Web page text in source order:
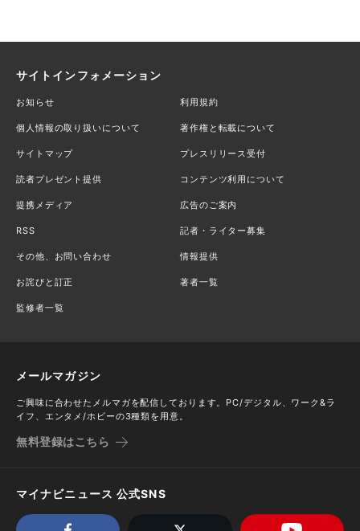
サイトインフォメーション
お知らせ 利用規約
個人情報の取り扱いについて 著作権と転載について
サイトマップ プレスリリース受付
読者プレゼント提供 コンテンツ利用について
提携メディア 広告のご案内
RSS 記者・ライター募集
その他、お問い合わせ 情報提供
お詫びと訂正 著者一覧
監修者一覧
メールマガジン
ご興味に合わせたメルマガを配信しております。PC/デジタル、ワーク&ラ
イフ、エンタメ/ホビーの3種類を用意。
無料登録はこちら
マイナビニュース 公式SNS